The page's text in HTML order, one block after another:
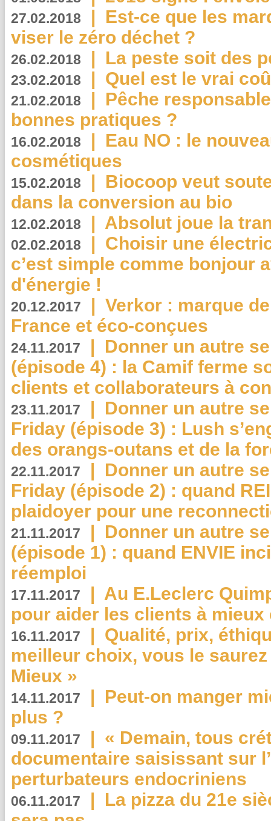
27.02.2018 | Est-ce que les
viser le zéro déchet ?
26.02.2018 | La peste soit des
23.02.2018 | Quel est le vrai
21.02.2018 | Pêche
bonnes pratiques ?
16.02.2018 | Eau NO : le
cosmétiques
15.02.2018 | Biocoop veut
dans la conversion au bio
12.02.2018 | Absolut joue la
02.02.2018 | Choisir une
c’est simple comme bonjour
d'énergie !
20.12.2017 | Verkor : marque
France et éco-conçues
24.11.2017 | Donner un autre
(épisode 4) : la Camif ferme
clients et collaborateurs à
23.11.2017 | Donner un autre
Friday (épisode 3) : Lush
des orangs-outans et de la
22.11.2017 | Donner un autre
Friday (épisode 2) : quand
plaidoyer pour une
21.11.2017 | Donner un autre
(épisode 1) : quand ENVIE
réemploi
17.11.2017 | Au E.Leclerc
pour aider les clients à
16.11.2017 | Qualité, prix,
meilleur choix, vous le
Mieux »
14.11.2017 | Peut-on manger
plus ?
09.11.2017 | « Demain, tous
documentaire saisissant sur
perturbateurs endocriniens
06.11.2017 | La pizza du 21e